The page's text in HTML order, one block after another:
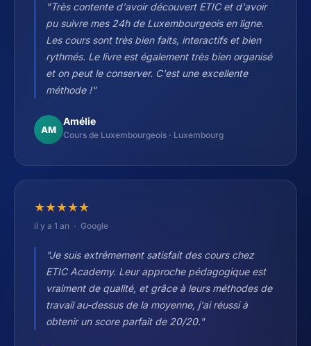
"Très contente d'avoir découvert ETIC et d'avoir
pu suivre mes 24h de Luxembourgeois en ligne.
Les cours sont très bien faits, interactifs et bien
rythmés. Le livre est également très bien organisé
et on peut le conserver. C'est une excellente
méthode !"
AM
Amélie
Cours de Luxembourgeois · Luxembourg
★★★★★
il y a 1 an · Google
"Je suis extrêmement satisfait des cours chez
ETIC Academy. Leur approche pédagogique est
vraiment de qualité, et grâce à leurs méthodes de
travail au-dessus de la moyenne, j'ai réussi à
obtenir un score parfait de 20/20."